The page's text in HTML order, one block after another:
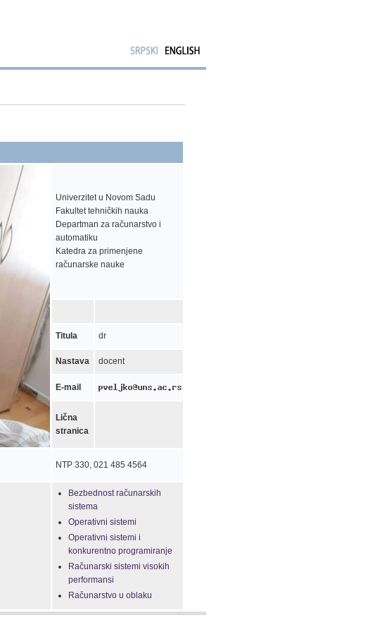
Univerzitet u Novom Sadu
Fakultet tehničkih nauka
Departman za računarstvo i
automatiku
Katedra za primenjene
računarske nauke
Titula dr
Nastava docent
E-mail
Lična
stranica
NTP 330, 021 485 4564
Bezbednost računarskih
sistema
Operativni sistemi
Operativni sistemi i
konkurentno programiranje
Računarski sistemi visokih
performansi
Računarstvo u oblaku